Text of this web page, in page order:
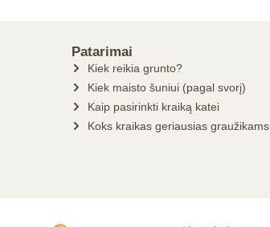
Patarimai
Kiek reikia grunto?
Kiek maisto šuniui (pagal svorį)
Kaip pasirinkti kraiką katei
Koks kraikas geriausias graužikams